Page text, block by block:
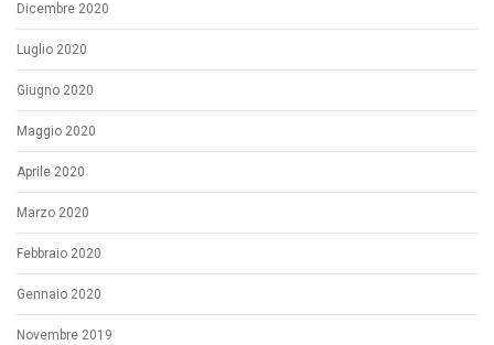
Dicembre 2020
Luglio 2020
Giugno 2020
Maggio 2020
Aprile 2020
Marzo 2020
Febbraio 2020
Gennaio 2020
Novembre 2019